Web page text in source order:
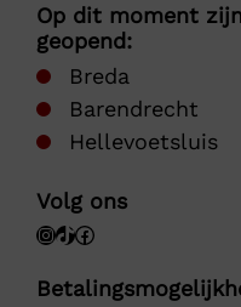
Op dit moment
geopend:
Breda
Barendrecht
Hellevoetsluis
Volg ons